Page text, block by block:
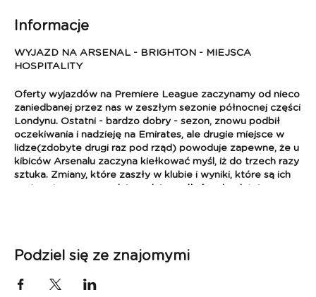
Informacje
WYJAZD NA ARSENAL - BRIGHTON - MIEJSCA
HOSPITALITY
Oferty wyjazdów na Premiere League zaczynamy od nieco
zaniedbanej przez nas w zeszłym sezonie północnej części
Londynu. Ostatni - bardzo dobry - sezon, znowu podbił
oczekiwania i nadzieję na Emirates, ale drugie miejsce w
lidze(zdobyte drugi raz pod rząd) powoduje zapewne, że u
kibiców Arsenalu zaczyna kiełkować myśl, iż do trzech razy
sztuka. Zmiany, które zaszły w klubie i wyniki, które są ich
następstwem, pozwalają realnie myśleć o absolutnie
meczowy, poczęstunek przedmeczowy, darmowe napoje i
Podziel się ze znajomymi